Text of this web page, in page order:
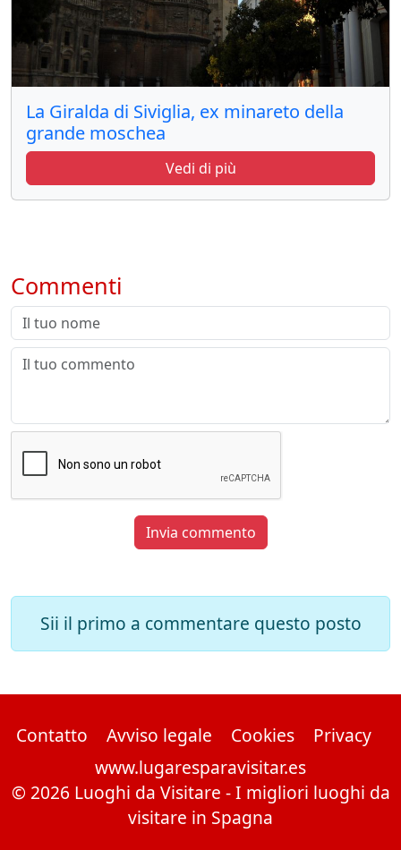
La Giralda di Siviglia, ex minareto della
grande moschea
Vedi di più
Commenti
Invia commento
Sii il primo a commentare questo posto
Contatto Avviso legale Cookies
Privacy
www.lugaresparavisitar.es
© 2026 Luoghi da Visitare - I migliori luoghi da
visitare in Spagna